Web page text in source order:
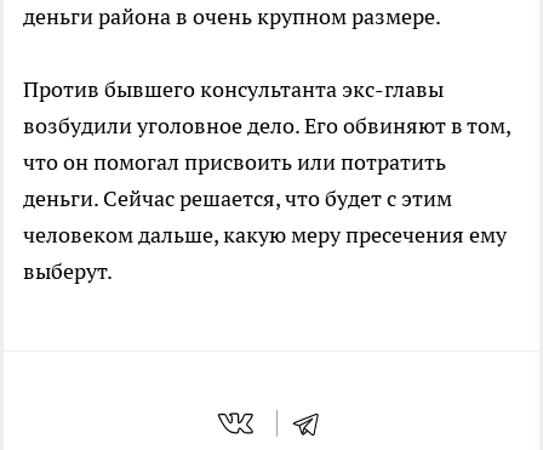
деньги района в очень крупном размере.
Против бывшего консультанта экс-главы
возбудили уголовное дело. Его обвиняют в том,
что он помогал присвоить или потратить
деньги. Сейчас решается, что будет с этим
человеком дальше, какую меру пресечения ему
выберут.